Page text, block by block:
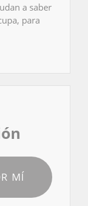
a saber
para
MÍ